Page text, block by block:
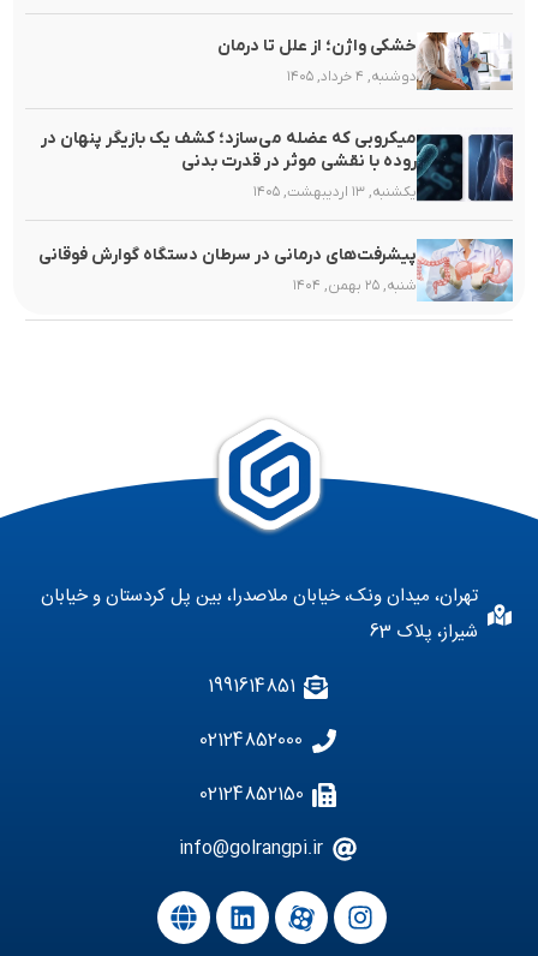
خشکی واژن؛ از علل تا درمان
دوشنبه, ۴ خرداد, ۱۴۰۵
میکروبی که عضله می‌سازد؛ کشف یک بازیگر پنهان در
روده با نقشی موثر در قدرت بدنی
یکشنبه, ۱۳ اردیبهشت, ۱۴۰۵
پیشرفت‌های درمانی در سرطان دستگاه گوارش فوقانی
شنبه, ۲۵ بهمن, ۱۴۰۴
تهران، میدان ونک، خیابان ملاصدرا، بین پل کردستان و خیابان
شیراز، پلاک 63
1991614851
02124852000
02124852150
info@golrangpi.ir